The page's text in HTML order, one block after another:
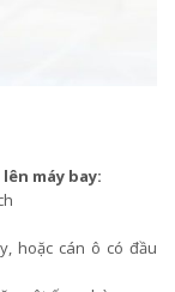
máy bay:
hoặc cán ô có đầu